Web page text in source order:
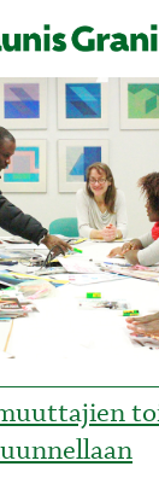
STADEN
IDROTT
KULTUR
ALLMÄN